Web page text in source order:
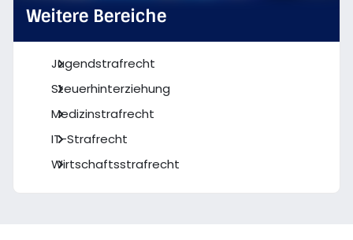
Weitere Bereiche
Jugendstrafrecht
Steuerhinterziehung
Medizinstrafrecht
IT-Strafrecht
Wirtschaftsstrafrecht